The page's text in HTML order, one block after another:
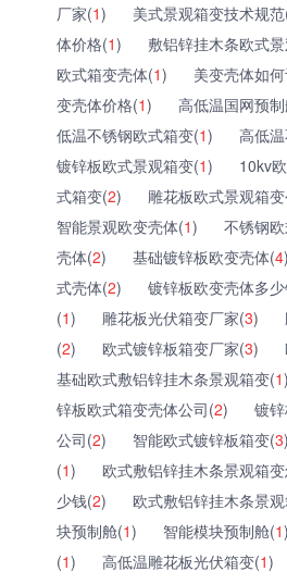
厂家(1) 美式景观箱变技术规
体价格(1) 敷铝锌挂木条欧式
欧式箱变壳体(1) 美变壳体如
变壳体价格(1) 高低温国网预
低温不锈钢欧式箱变(1) 高低
镀锌板欧式景观箱变(1) 10kv
式箱变(2) 雕花板欧式景观箱
智能景观欧变壳体(1) 不锈钢
壳体(2) 基础镀锌板欧变壳体(4)
式壳体(2) 镀锌板欧变壳体多
(1) 雕花板光伏箱变厂家(3)
(2) 欧式镀锌板箱变厂家(3)
基础欧式敷铝锌挂木条景观箱变(1)
锌板欧式箱变壳体公司(2) 镀
公司(2) 智能欧式镀锌板箱变(3)
(1) 欧式敷铝锌挂木条景观箱
少钱(2) 欧式敷铝锌挂木条景
块预制舱(1) 智能模块预制舱(1)
(1) 高低温雕花板光伏箱变(1)